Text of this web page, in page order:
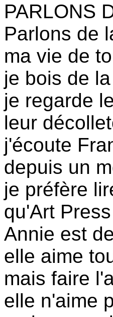
PARLONS
Parlons de
ma vie de
je bois de
je regarde
leur
j'écoute
depuis un
je préfère
qu'Art Press
Annie est
elle aime
mais faire
elle n'aime